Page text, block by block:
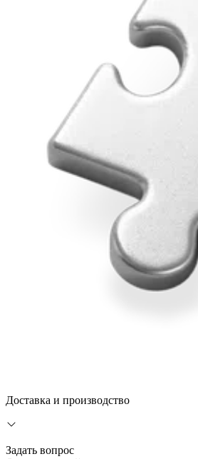
Доставка и производство
Задать вопрос